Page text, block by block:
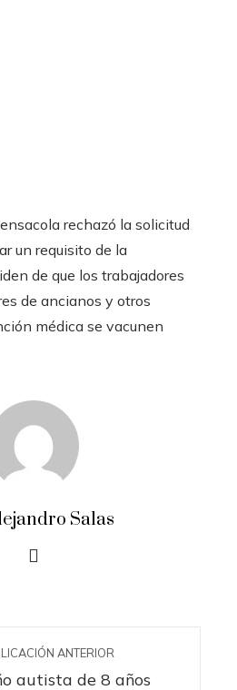
rechazó la solicitud
un requisito de la
de que los trabajadores
de ancianos y otros
médica se vacunen
Salas
ANTERIOR
autista de 8 años